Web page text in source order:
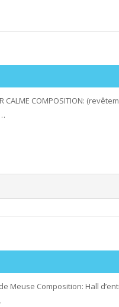
CALME COMPOSITION:
Meuse Composition: Hall